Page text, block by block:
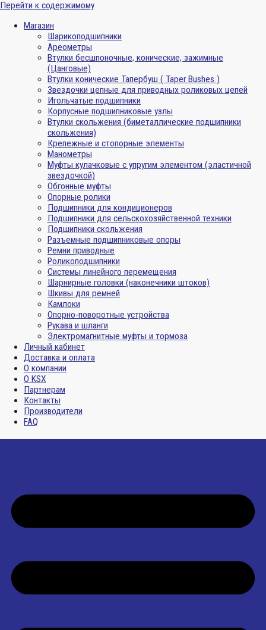
Перейти к содержимому
Магазин
Шарикоподшипники
Ареометры
Втулки бесшпоночные, конические, зажимные
(Цанговые)
Втулки конические Тапербуш ( Taper Bushes )
Звездочки цепные для приводных роликовых цепей
Игольчатые подшипники
Корпусные подшипниковые узлы
Втулки скольжения (биметаллические подшипники
скольжения)
Крепежные и стопорные элементы
Манометры
Муфты кулачковые с упругим элементом (эластичной
звездочкой)
Обгонные муфты
Опорные ролики
Подшипники для кондиционеров
Подшипники для сельскохозяйственной техники
Подшипники скольжения
Разъемные подшипниковые опоры
Ремни приводные
Роликоподшипники
Системы линейного перемещения
Шарнирные головки (наконечники штоков)
Шкивы для ремней
Камлоки
Опорно-поворотные устройства
Рукава и шланги
Электромагнитные муфты и тормоза
Личный кабинет
Доставка и оплата
О компании
О KSX
Партнерам
Контакты
Производители
FAQ